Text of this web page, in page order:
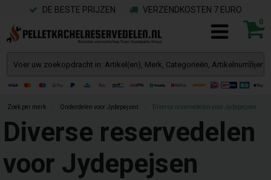
DE BESTE PRIJZEN VERZENDKOSTEN 7 EURO
0
Zoek per merk Onderdelen voor Jydepejsen Diverse reservedelen voor Jydepejsen
Diverse reservedelen
voor Jydepejsen